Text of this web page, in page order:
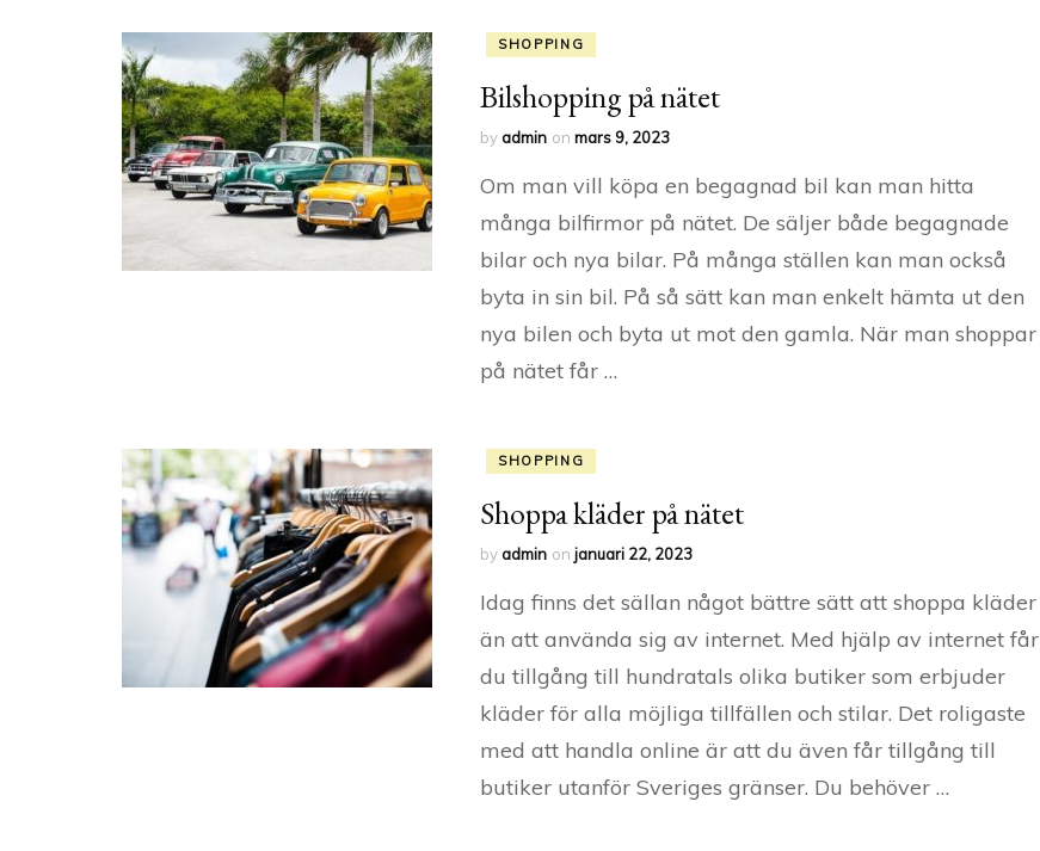
SHOPPING
Bilshopping på nätet
byadmin on mars 9, 2023
Om man vill köpa en begagnad bil kan man hitta
många bilfirmor på nätet. De säljer både begagnade
bilar och nya bilar. På många ställen kan man också
byta in sin bil. På så sätt kan man enkelt hämta ut den
nya bilen och byta ut mot den gamla. När man shoppar
på nätet får …
SHOPPING
Shoppa kläder på nätet
byadmin on januari 22, 2023
Idag finns det sällan något bättre sätt att shoppa kläder
än att använda sig av internet. Med hjälp av internet får
du tillgång till hundratals olika butiker som erbjuder
kläder för alla möjliga tillfällen och stilar. Det roligaste
med att handla online är att du även får tillgång till
butiker utanför Sveriges gränser. Du behöver …